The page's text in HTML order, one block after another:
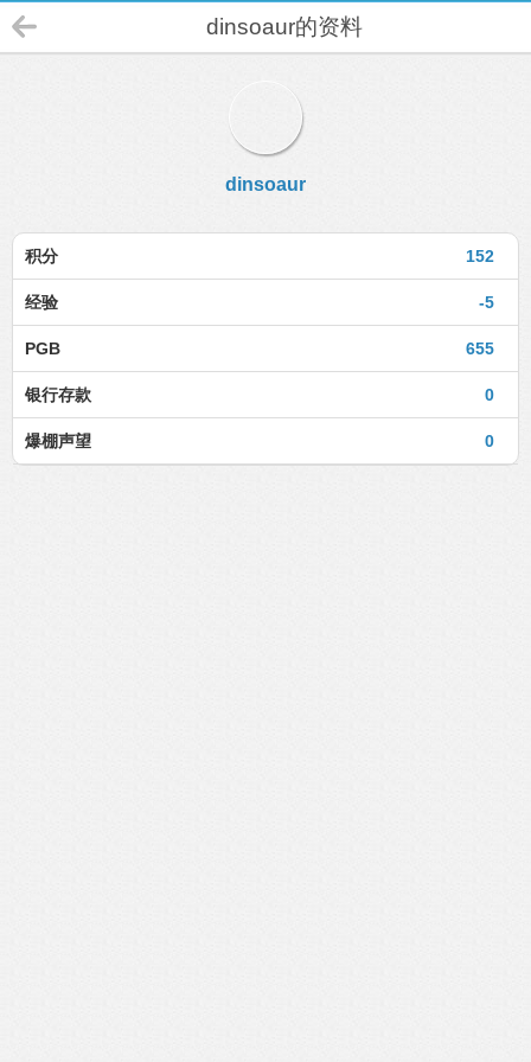
dinsoaur的资料
dinsoaur
152
积分
-5
经验
655
PGB
0
银行存款
0
爆棚声望